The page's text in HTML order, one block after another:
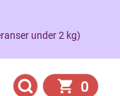
under 2 kg)
0